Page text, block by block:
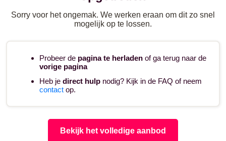
Sorry voor het ongemak. We werken eraan om dit zo snel
mogelijk op te lossen.
Probeer de pagina te herladen of ga terug naar de
vorige pagina
Heb je direct hulp nodig? Kijk in de FAQ of neem
contact op.
Bekijk het volledige aanbod